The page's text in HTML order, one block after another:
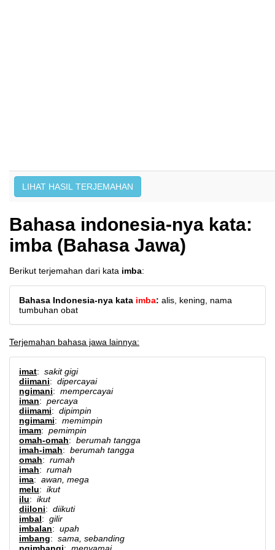
Bahasa indonesia-nya kata:
imba (Bahasa Jawa)
Berikut terjemahan dari kata imba:
Bahasa Indonesia-nya kata imba: alis, kening, nama
tumbuhan obat
Terjemahan bahasa jawa lainnya:
imat: sakit gigi
diimani: dipercayai
ngimani: mempercayai
iman: percaya
diimami: dipimpin
ngimami: memimpin
imam: pemimpin
omah-omah: berumah tangga
imah-imah: berumah tangga
omah: rumah
imah: rumah
ima: awan, mega
melu: ikut
ilu: ikut
diiloni: diikuti
imbal: gilir
imbalan: upah
imbang: sama, sebanding